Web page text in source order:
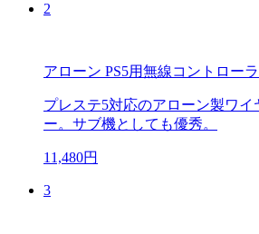
2
アローン PS5用無線コントロー
プレステ5対応のアローン製ワイ
ー。サブ機としても優秀。
11,480円
3